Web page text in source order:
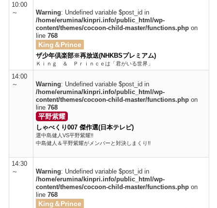
10:00
～
Warning: Undefined variable $post_id in
/home/erumina/kinpri.info/public_html/wp-
content/themes/cocoon-child-master/functions.php on
line 768
King＆Prince
ザ少年倶楽部※再放送(NHKBSプレミアム)
Ｋｉｎｇ ＆ Ｐｒｉｎｃｅは「君がいる世界」
14:00
～
Warning: Undefined variable $post_id in
/home/erumina/kinpri.info/public_html/wp-
content/themes/cocoon-child-master/functions.php on
line 768
平野紫耀
しゃべくり007 傑作選(日本テレビ)
選中島健人VS平野紫耀!!
中島健人＆平野紫耀がメンバーと対決しまくり!!
14:30
～
Warning: Undefined variable $post_id in
/home/erumina/kinpri.info/public_html/wp-
content/themes/cocoon-child-master/functions.php on
line 768
King＆Prince